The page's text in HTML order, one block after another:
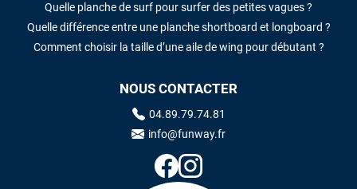
Quelle planche de surf pour surfer des petites vagues ?
Quelle différence entre une planche shortboard et longboard ?
Comment choisir la taille d’une aile de wing pour débutant ?
NOUS CONTACTER
04.89.79.74.81
info@funway.fr